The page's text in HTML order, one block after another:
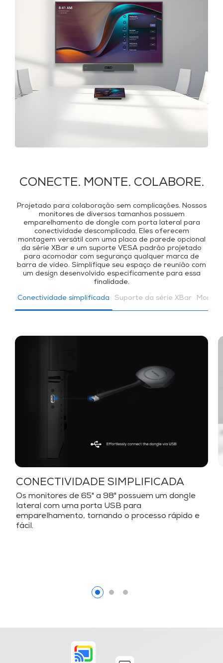
CONECTE. MONTE. COLABORE.
Projetado para colaboração sem complicações. Nossos
monitores de diversos tamanhos possuem
emparelhamento de dongle com porta lateral para
conectividade descomplicada. Eles oferecem
montagem versátil com uma placa de parede opcional
da série XBar e um suporte VESA padrão projetado
para acomodar com segurança qualquer marca de
barra de vídeo. Simplifique seu espaço de reunião com
um design desenvolvido especificamente para essa
finalidade.
Conectividade simplificada Suporte da série XBar
CONECTIVIDADE SIMPLIFICADA
Os monitores de 65" a 98" possuem um dongle
lateral com uma porta USB para
emparelhamento, tornando o processo rápido e
fácil.